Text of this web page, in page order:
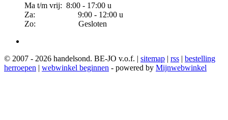
Ma t/m vrij: 8:00 - 17:00 u
Za: 9:00 - 12:00 u
Zo: Gesloten
© 2007 - 2026 handelsond. BE-JO v.o.f. | sitemap | rss | bestelling
herroepen | webwinkel beginnen - powered by Mijnwebwinkel